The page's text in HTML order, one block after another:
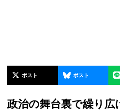
ポスト ポスト
政治の舞台裏で繰り